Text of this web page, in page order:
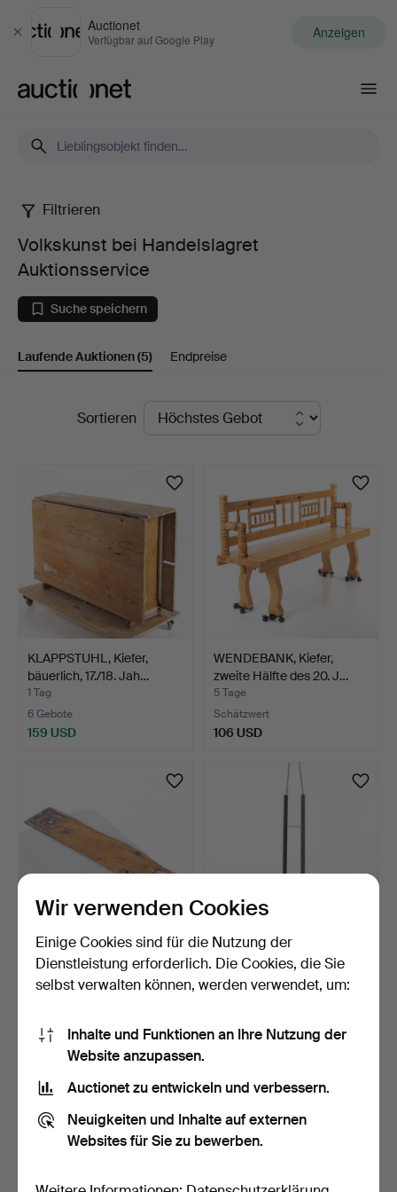
Schließen
Auctionet
Verfügbar auf Google Play Anzeigen
Volkskunst
bei
Handelslagret
Auktionsservice
Filtrieren
Volkskunst bei Handelslagret
Auktionsservice
Suche speichern
Laufende Auktionen(5) Endpreise
LaufendeSortieren
KLAPPSTUHL, Kiefer,
bäuerlich, 17./18. Jah…
1 Tag
6 Gebote
159 USD
WENDEBANK, Kiefer,
zweite Hälfte des 20. J…
5 Tage
Schätzwert
106 USD
SKÄKTKNIV, Hälsingland,
1800-tal.
6 Tage
64 USD
KINDERSCHAUKEL 1800er
/ 1900er Jahre.
7 Tage
106 USD
Wir verwenden Cookies
Einige Cookies sind für die Nutzung der
Dienstleistung erforderlich. Die Cookies, die Sie
selbst verwalten können, werden verwendet, um:
Inhalte und Funktionen an Ihre Nutzung der
Website anzupassen.
Auctionet zu entwickeln und verbessern.
Neuigkeiten und Inhalte auf externen
Websites für Sie zu bewerben.